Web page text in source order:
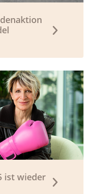
ist wieder